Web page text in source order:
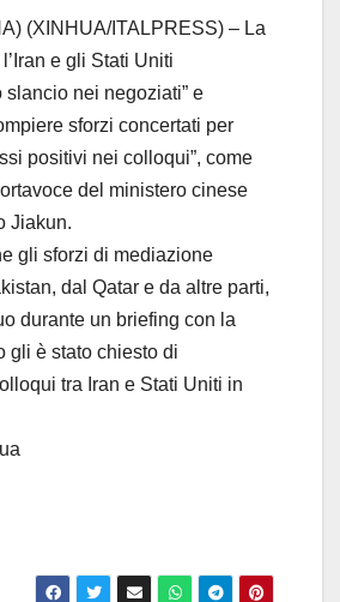
(XINHUA/ITALPRESS) – La
e gli Stati Uniti
slancio nei negoziati” e
sforzi concertati per
positivi nei colloqui”, come
del ministero cinese
Jiakun.
gli sforzi di mediazione
dal Qatar e da altre parti,
durante un briefing con la
gli è stato chiesto di
tra Iran e Stati Uniti in